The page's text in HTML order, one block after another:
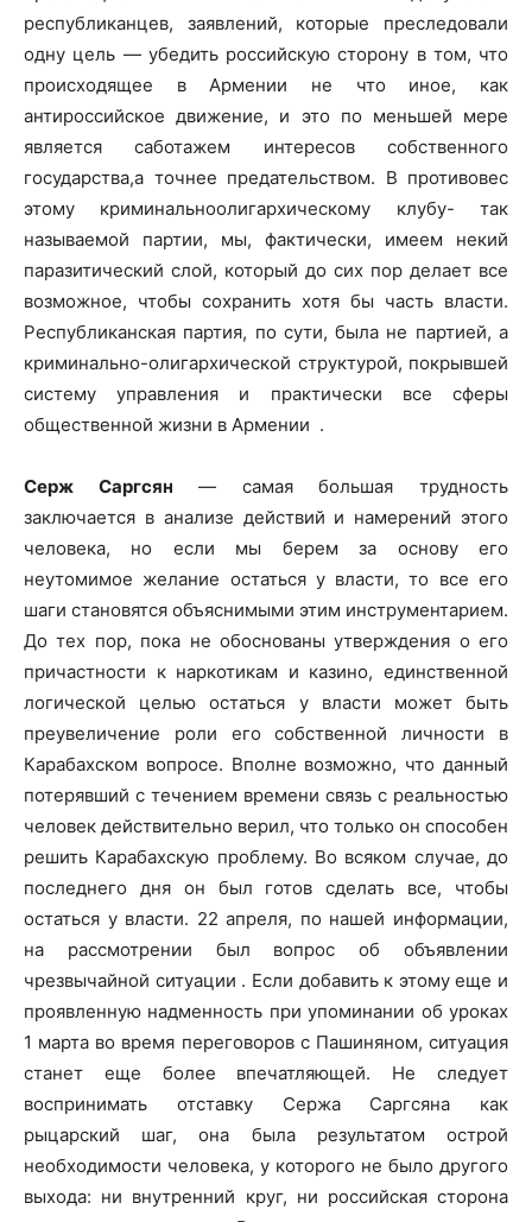
республиканцев, заявлений, которые преследовали
одну цель — убедить российскую сторону в том, что
происходящее в Армении не что иное, как
антироссийское движение, и это по меньшей мере
является саботажем интересов собственного
государства,а точнее предательством. В противовес
этому криминальноолигархическому клубу- так
называемой партии, мы, фактически, имеем некий
паразитический слой, который до сих пор делает все
возможное, чтобы сохранить хотя бы часть власти.
Республиканская партия, по сути, была не партией, а
криминально-олигархической структурой, покрывшей
систему управления и практически все сферы
общественной жизни в Армении .
Серж Саргсян — самая большая трудность
заключается в анализе действий и намерений этого
человека, но если мы берем за основу его
неутомимое желание остаться у власти, то все его
шаги становятся объяснимыми этим инструментарием.
До тех пор, пока не обоснованы утверждения о его
причастности к наркотикам и казино, единственной
логической целью остаться у власти может быть
преувеличение роли его собственной личности в
Карабахском вопросе. Вполне возможно, что данный
потерявший с течением времени связь с реальностью
человек действительно верил, что только он способен
решить Карабахскую проблему. Во всяком случае, до
последнего дня он был готов сделать все, чтобы
остаться у власти. 22 апреля, по нашей информации,
на рассмотрении был вопрос об объявлении
чрезвычайной ситуации . Если добавить к этому еще и
проявленную надменность при упоминании об уроках
1 марта во время переговоров с Пашиняном, ситуация
станет еще более впечатляющей. Не следует
воспринимать отставку Сержа Саргсяна как
рыцарский шаг, она была результатом острой
необходимости человека, у которого не было другого
выхода: ни внутренний круг, ни российская сторона